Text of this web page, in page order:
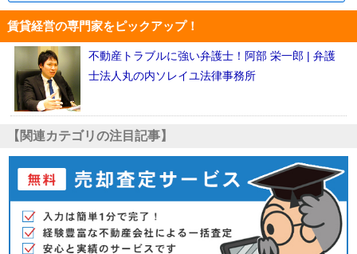
賃貸経営の専門家をピックアップ！
不動産トラブルに強い弁護士！阿部 栄一郎 | 弁護
士法人丸の内ソレイユ法律事務所
【関連カテゴリの注目記事】